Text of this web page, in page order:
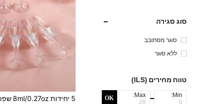
סוג סגירה
סוגר מסתובב
ללא סוגר
טווח מחירים (ILS)
Min:
Max:
OK